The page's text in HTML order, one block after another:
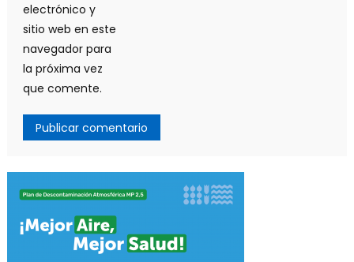
electrónico y
sitio web en este
navegador para
la próxima vez
que comente.